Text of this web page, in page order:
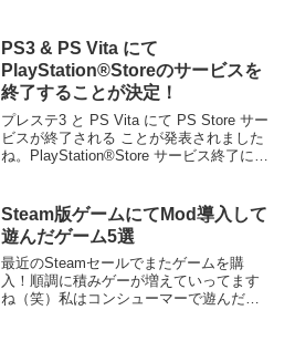
ゴンとの因縁を抱える若者と...
PS3 & PS Vita にて
PlayStation®Storeのサービスを
終了することが決定！
プレステ3 と PS Vita にて PS Store サー
ビスが終了される ことが発表されました
ね。PlayStation®Store サービス終了につ
ス、ニカラグア...
Steam版ゲームにてMod導入して
遊んだゲーム5選
最近のSteamセールでまたゲームを購
入！順調に積みゲーが増えていってます
ね（笑）私はコンシューマーで遊んだ後